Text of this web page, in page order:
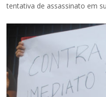
tentativa de assassinato em